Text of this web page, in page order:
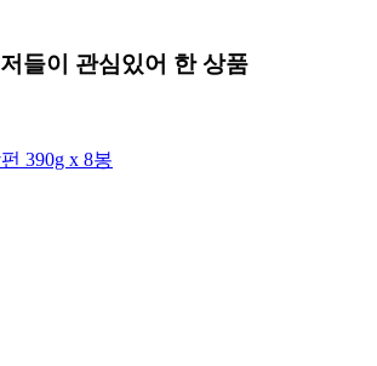
들이 관심있어 한 상품
390g x 8봉